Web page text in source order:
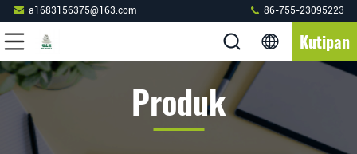
a1683156375@163.com 86-755-23095223
Kutipan
Produk